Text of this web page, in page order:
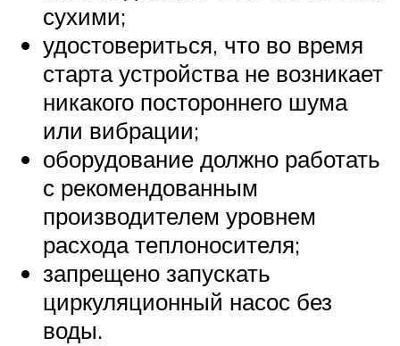
сухими;
удостовериться, что во время
старта устройства не возникает
никакого постороннего шума
или вибрации;
оборудование должно работать
с рекомендованным
производителем уровнем
расхода теплоносителя;
запрещено запускать
циркуляционный насос без
воды.